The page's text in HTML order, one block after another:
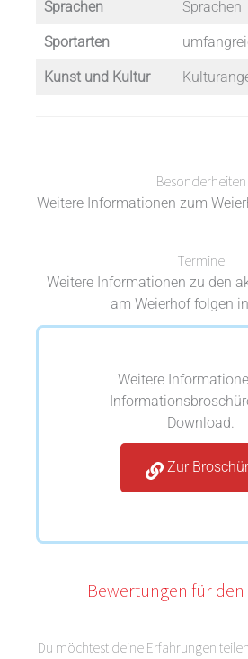
Sprachen Sprachen
Sportarten
Kunst und Kultur
Besonderheiten
Weitere Informationen zum
Termine
Weitere Informationen zu den
am Weierhof folgen
Weitere
Download.
Zur
Bewertungen für
Du möchtest deine Erfahrungen